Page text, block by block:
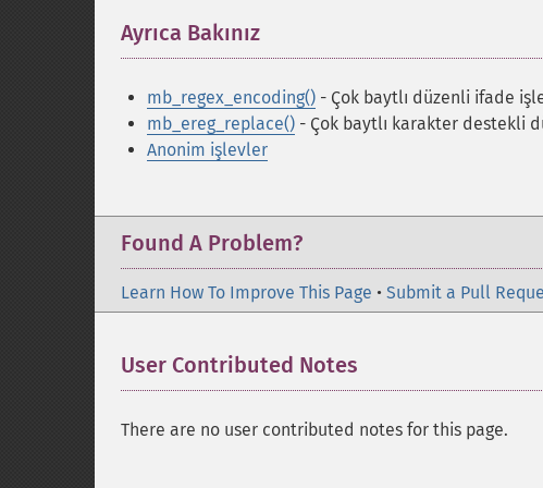
Ayrıca Bakınız
mb_regex_encoding() - Çok baytlı düzenli ifade
mb_ereg_replace() - Çok baytlı karakter destekli
Anonim işlevler
Found A Problem?
Learn How To Improve This Page • Submit a Pull
User Contributed Notes
There are no user contributed notes for this page.